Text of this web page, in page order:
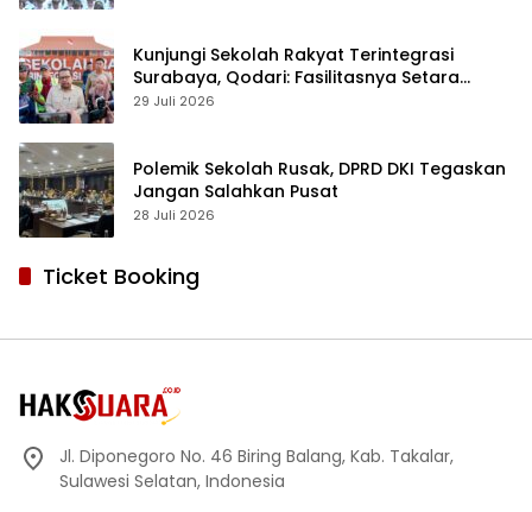
Kunjungi Sekolah Rakyat Terintegrasi
Surabaya, Qodari: Fasilitasnya Setara
Sekolah Swasta Terbaik
29 Juli 2026
Polemik Sekolah Rusak, DPRD DKI Tegaskan
Jangan Salahkan Pusat
28 Juli 2026
Ticket Booking
Jl. Diponegoro No. 46 Biring Balang, Kab. Takalar,
Sulawesi Selatan, Indonesia